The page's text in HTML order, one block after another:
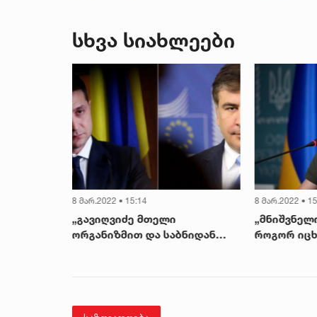
სხვა სიახლეები
8 მარ.2022 • 15:14
„გავიღვიძე მთელი
ორგანიზმით და საბნიდან
8 მარ.2022 •
როგორ